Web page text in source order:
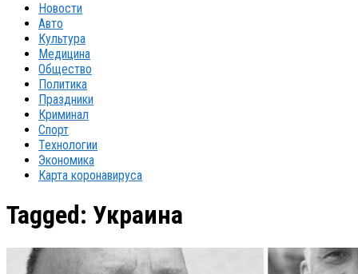
Новости
Авто
Культура
Медицина
Общество
Политика
Праздники
Криминал
Спорт
Технологии
Экономика
Карта коронавируса
Tagged: Украина